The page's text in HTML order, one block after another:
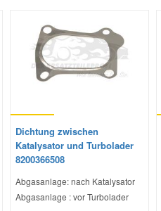
Dichtung zwischen
Katalysator und Turbolader
8200366508
Abgasanlage: nach Katalysator
Abgasanlage : vor Turbolader